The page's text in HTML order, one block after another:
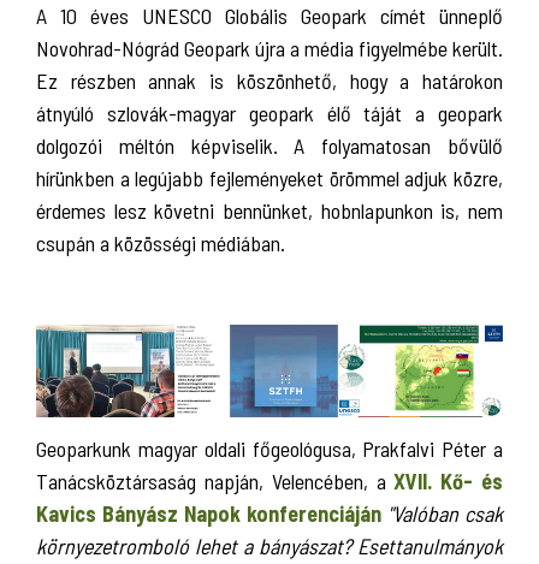
A 10 éves UNESCO Globális Geopark címét ünneplő
Novohrad-Nógrád Geopark újra a média figyelmébe került.
Ez részben annak is köszönhető, hogy a határokon
átnyúló szlovák-magyar geopark élő táját a geopark
dolgozói méltón képviselik. A folyamatosan bővülő
hírünkben a legújabb fejleményeket örömmel adjuk közre,
érdemes lesz követni bennünket, hobnlapunkon is, nem
csupán a közösségi médiában.
Geoparkunk magyar oldali főgeológusa, Prakfalvi Péter a
Tanácsköztársaság napján, Velencében, aXVII. Kő- és
Kavics Bányász Napok konferenciáján "Valóban csak
környezetromboló lehet a bányászat? Esettanulmányok